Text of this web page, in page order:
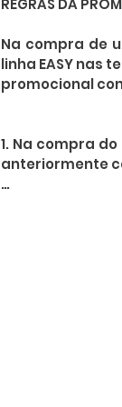
REGRAS DA
Na compra de
linha EASY nas
promocional
1. Na compra
anteriormente
1.2 O segundo
1.3 O
médica